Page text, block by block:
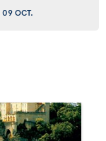
09 OCT.